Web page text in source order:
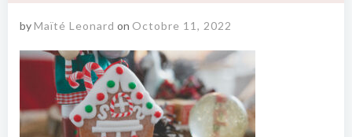
byMaïté Leonard on Octobre 11, 2022